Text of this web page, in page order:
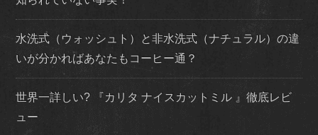
水洗式（ウォッシュト）と非水洗式（ナチュラル）の違
いが分かればあなたもコーヒー通？
世界一詳しい? 『カリタ ナイスカットミル 』徹底レビ
ュー